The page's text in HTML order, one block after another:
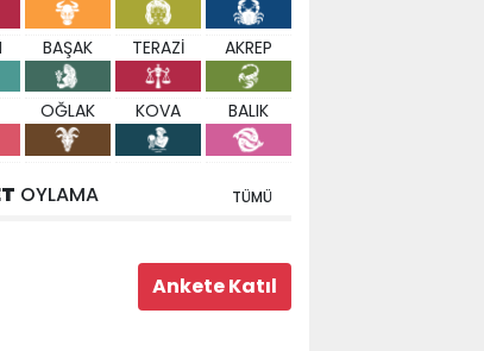
BAŞAK TERAZİ AKREP
OĞLAK KOVA BALIK
OYLAMA TÜMÜ